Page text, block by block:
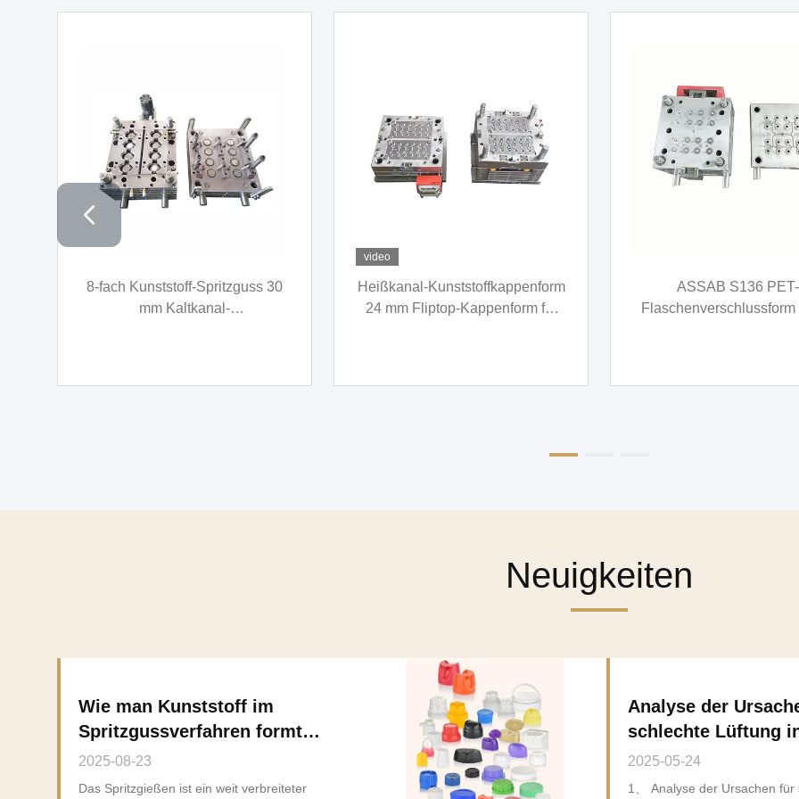
12-fach medizinische
Spritzgussform 24 mm Kaltkanal
PA66 Haushaltsgerätform 4cavity
Kunststoff-Zahnradformteil für
28 mm
Spritzgussform 16-
Neuigkeiten
Wie man Kunststoff im
Spritzgussverfahren formt
und verschiedene Produkte
herstellt
2025-08-23
Das Spritzgießen ist ein weit verbreiteter
Analyse der
schlechte Lüftung
Spritzgießformen
lösungen
2025-05-24
1、 Analyse der Ursachen für